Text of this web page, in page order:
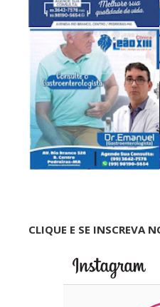
CLIQUE E SE INSCREVA